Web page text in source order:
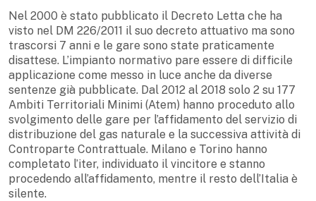
Nel 2000 è stato pubblicato il Decreto Letta che ha
visto nel DM 226/2011 il suo decreto attuativo ma sono
trascorsi 7 anni e le gare sono state praticamente
disattese. L’impianto normativo pare essere di difficile
applicazione come messo in luce anche da diverse
sentenze già pubblicate. Dal 2012 al 2018 solo 2 su 177
Ambiti Territoriali Minimi (Atem) hanno proceduto allo
svolgimento delle gare per l’affidamento del servizio di
distribuzione del gas naturale e la successiva attività di
Controparte Contrattuale. Milano e Torino hanno
completato l’iter, individuato il vincitore e stanno
procedendo all’affidamento, mentre il resto dell’Italia è
silente.